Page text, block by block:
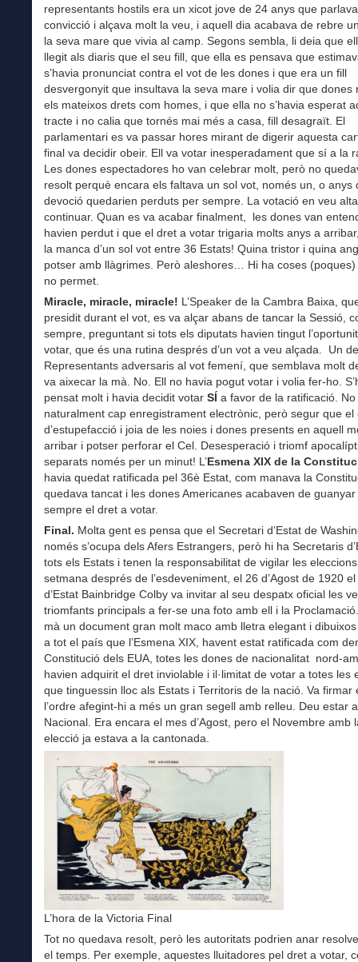
representants hostils era un xicot jove de 24 anys que
convicció i alçava molt la veu, i aquell dia acabava de rebre
la seva mare que vivia al camp. Segons sembla, li deia que
llegit als diaris que el seu fill, que ella es pensava que
s’havia pronunciat contra el vot de les dones i que era un fill
desvergonyit que insultava la seva mare i volia dir que dones
els mateixos drets com homes, i que ella no s’havia esperat
tracte i no calia que tornés mai més a casa, fill desagraït. El
parlamentari es va passar hores mirant de digerir aquesta
final va decidir obeir. Ell va votar inesperadament que sí a la
Les dones espectadores ho van celebrar molt, però no
resolt perquè encara els faltava un sol vot, només un, o anys
devoció quedarien perduts per sempre. La votació en veu
continuar. Quan es va acabar finalment, les dones van
havien perdut i que el dret a votar trigaria molts anys a
la manca d’un sol vot entre 36 Estats! Quina tristor i quina
potser amb llàgrimes. Però aleshores… Hi ha coses (poques)
no permet.
Miracle, miracle, miracle! L’Speaker de la Cambra Baixa,
presidit durant el vot, es va alçar abans de tancar la Sessió,
sempre, preguntant si tots els diputats havien tingut
votar, que és una rutina després d’un vot a veu alçada. Un
Representants adversaris al vot femení, que semblava molt
va aixecar la mà. No. Ell no havia pogut votar i volia fer-ho.
pensat molt i havia decidit votar SÍ a favor de la ratificació.
naturalment cap enregistrament electrònic, però segur que el
d’estupefacció i joia de les noies i dones presents en aquell
arribar i potser perforar el Cel. Desesperació i triomf
separats només per un minut! L’Esmena XIX de la
havia quedat ratificada pel 36è Estat, com manava la
quedava tancat i les dones Americanes acabaven de
sempre el dret a votar.
Final. Molta gent es pensa que el Secretari d’Estat de
només s’ocupa dels Afers Estrangers, però hi ha Secretaris
tots els Estats i tenen la responsabilitat de vigilar les
setmana després de l’esdeveniment, el 26 d’Agost de 1920
d’Estat Bainbridge Colby va invitar al seu despatx oficial les
triomfants principals a fer-se una foto amb ell i la
mà un document gran molt maco amb lletra elegant i
a tot el país que l’Esmena XIX, havent estat ratificada com
Constitució dels EUA, totes les dones de nacionalitat nord-
havien adquirit el dret inviolable i il·limitat de votar a totes les
que tinguessin lloc als Estats i Territoris de la nació. Va firmar
l’ordre afegint-hi a més un gran segell amb relleu. Deu estar a
Nacional. Era encara el mes d’Agost, pero el Novembre amb
elecció ja estava a la cantonada.
L’hora de la Victoria Final
Tot no quedava resolt, però les autoritats podrien anar
el temps. Per exemple, aquestes lluitadores pel dret a votar,